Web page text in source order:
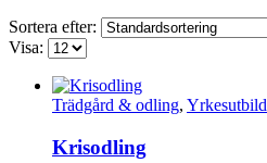
Sortera efter:
Visa:
Trädgård & odling,
Krisodling